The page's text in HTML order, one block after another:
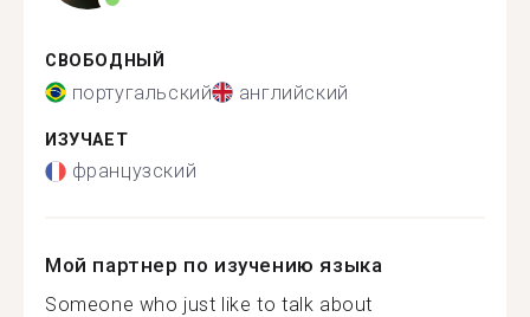
СВОБОДНЫЙ
португальский английский
ИЗУЧАЕТ
французский
Мой партнер по изучению языка
Someone who just like to talk about